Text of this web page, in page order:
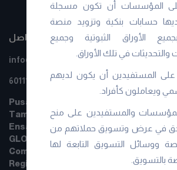
المؤسسات أن تكون مسجلة
حسابات بنكية وتزويد منصة
الأوراق الثبوتية وجميع
والتحديثات في تلك الأوراق.
المستفيدين أن يكون لديهم
ويعاملون كأفراد.
والمستفيدين على منح
في عرض وتسويق حملاتهم من
ووسائل التسويق التابعة لها
بالتسويق.
معلومات التواصل
info@ensany.com
+601111111084
Pusat Komersial, STARPAC POINT E-
Taman Ibukota, Setapak, 53300 Kuala
Ensany Global Berhad 201701025219
GLOBAL BERHARD LTD
Company No: 16815666 Registered in
Registered address: 71-75 Shelton